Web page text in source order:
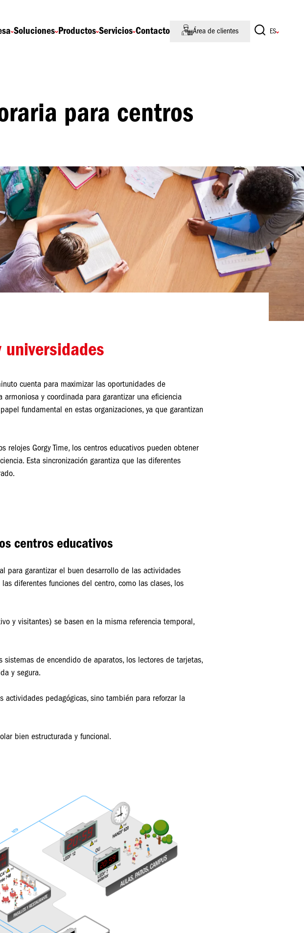
Soluciones Productos Servicios Contacto Área de clientes
para centros
universidades
cuenta para maximizar las oportunidades de
y coordinada para garantizar una eficiencia
fundamental en estas organizaciones, ya que garantizan
relojes Gorgy Time, los centros educativos pueden obtener
Esta sincronización garantiza que las diferentes
centros educativos
para garantizar el buen desarrollo de las actividades
diferentes funciones del centro, como las clases, los
y visitantes) se basen en la misma referencia temporal,
de encendido de aparatos, los lectores de tarjetas,
y segura.
actividades pedagógicas, sino también para reforzar la
bien estructurada y funcional.